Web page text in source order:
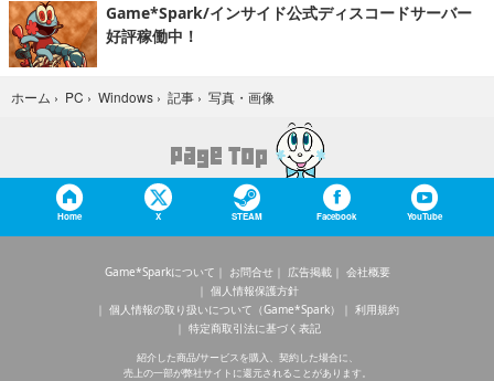
Game*Spark/インサイド公式ディスコードサーバー
好評稼働中！
ホーム › PC › Windows › 記事 › 写真・画像
Home X STEAM Facebook YouTube
Game*Sparkについて お問合せ 広告掲載
会社概要
個人情報保護方針
個人情報の取り扱いについて（Game*Spark）
利用規約
特定商取引法に基づく表記
紹介した商品/サービスを購入、契約した場合に、
売上の一部が弊社サイトに還元されることがあります。